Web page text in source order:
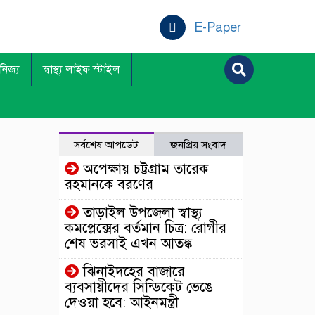
E-Paper
স্বাস্থ্য লাইফ স্টাইল
সর্বশেষ আপডেট জনপ্রিয় সংবাদ
অপেক্ষায় চট্টগ্রাম তারেক
রহমানকে বরণের
তাড়াইল উপজেলা স্বাস্থ্য
কমপ্লেক্সের বর্তমান চিত্র: রোগীর
শেষ ভরসাই এখন আতঙ্ক
ঝিনাইদহের বাজারে
ব্যবসায়ীদের সিন্ডিকেট ভেঙে
দেওয়া হবে: আইনমন্ত্রী